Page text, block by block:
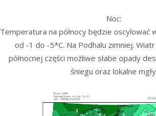
Noc:
Temperatura na północy będzie oscylować
od -1 do -5*C. Na Podhalu zimniej.
północnej części możliwe słabe opady
śniegu oraz lokalne